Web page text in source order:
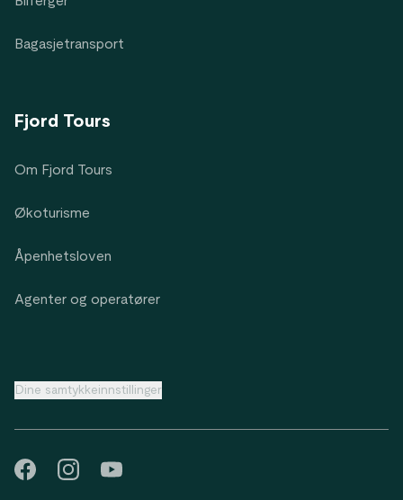
Bagasjetransport
Fjord Tours
Om Fjord Tours
Økoturisme
Åpenhetsloven
Agenter og operatører
Dine samtykkeinnstillinger